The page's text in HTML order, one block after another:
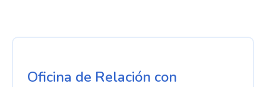
Oficina de Relación con